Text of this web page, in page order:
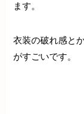
ます。
衣装の破れ感と
がすごいです。